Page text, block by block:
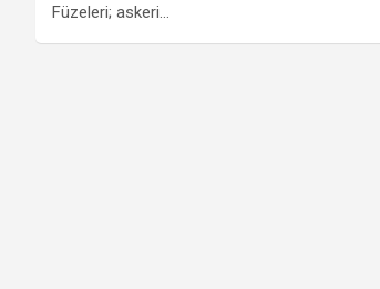
Füzeleri; askeri…